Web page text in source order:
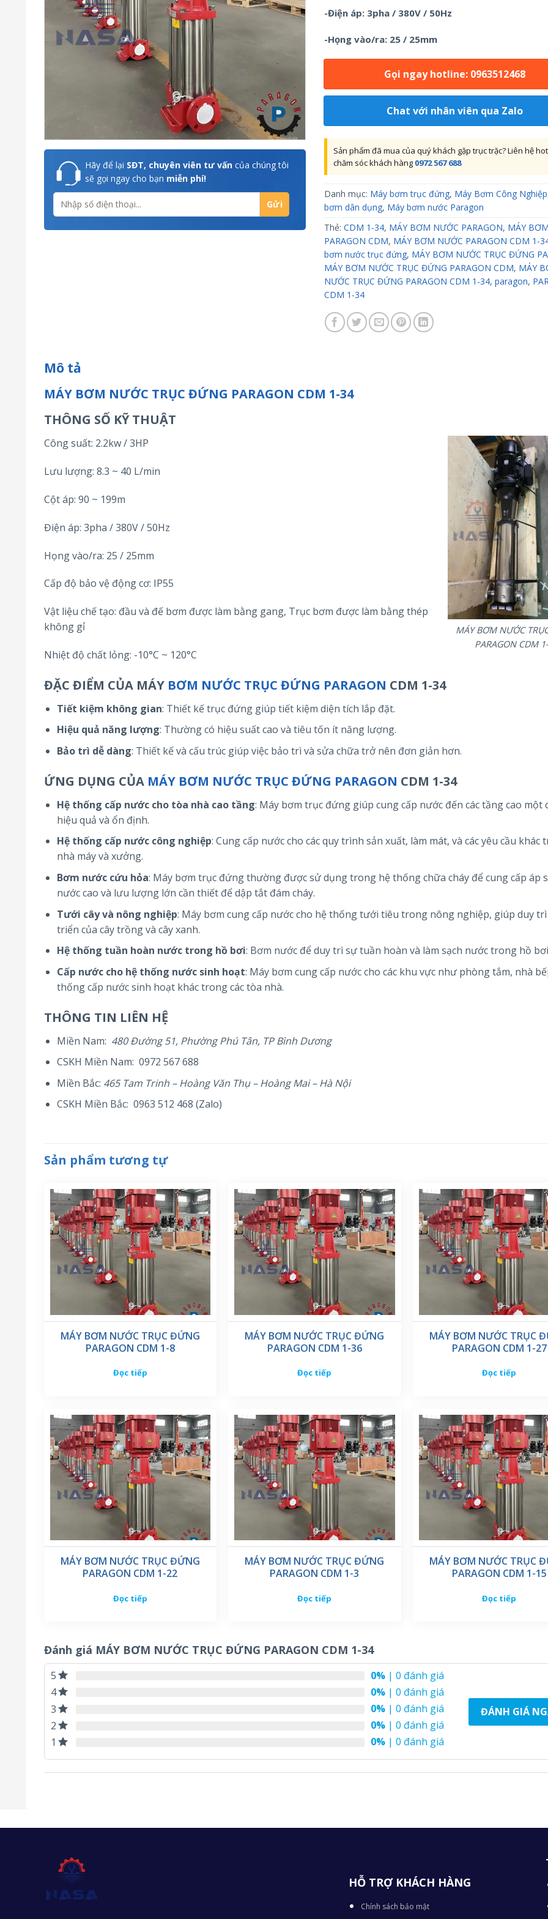
Hãy để lại SĐT, chuyên viên tư vấn của chúng tôi
sẽ gọi ngay cho bạn miễn phí!
-Điện áp: 3pha / 380V / 50Hz
-Họng vào/ra: 25 / 25mm
Gọi ngay hotline: 0963512468
Chat với nhân viên qua Zalo
Sản phẩm đã mua của quý khách gặp trục trặc? Liên hệ
chăm sóc khách hàng 0972 567 688
Danh mục: Máy bơm trục đứng, Máy Bơm Công Nghiệp
bơm dân dụng, Máy bơm nước Paragon
Thẻ: CDM 1-34, MÁY BƠM NƯỚC PARAGON, MÁY
PARAGON CDM, MÁY BƠM NƯỚC PARAGON CDM 1-
bơm nước trục đứng, MÁY BƠM NƯỚC TRỤC ĐỨNG
MÁY BƠM NƯỚC TRỤC ĐỨNG PARAGON CDM, MÁY
NƯỚC TRỤC ĐỨNG PARAGON CDM 1-34, paragon,
CDM 1-34
Mô tả
MÁY BƠM NƯỚC TRỤC ĐỨNG PARAGON CDM 1-34
THÔNG SỐ KỸ THUẬT
MÁY BƠM NƯỚC
PARAGON CDM
Công suất: 2.2kw / 3HP
Lưu lượng: 8.3 ~ 40 L/min
Cột áp: 90 ~ 199m
Điện áp: 3pha / 380V / 50Hz
Họng vào/ra: 25 / 25mm
Cấp độ bảo vệ động cơ: IP55
Vật liệu chế tạo: đầu và đế bơm được làm bằng gang, Trục bơm được làm bằng thép
không gỉ
Nhiệt độ chất lỏng: -10°C ~ 120°C
ĐẶC ĐIỂM CỦA MÁY BƠM NƯỚC TRỤC ĐỨNG PARAGON CDM 1-34
Tiết kiệm không gian: Thiết kế trục đứng giúp tiết kiệm diện tích lắp đặt.
Hiệu quả năng lượng: Thường có hiệu suất cao và tiêu tốn ít năng lượng.
Bảo trì dễ dàng: Thiết kế và cấu trúc giúp việc bảo trì và sửa chữa trở nên đơn giản hơn.
ỨNG DỤNG CỦA MÁY BƠM NƯỚC TRỤC ĐỨNG PARAGON CDM 1-34
Hệ thống cấp nước cho tòa nhà cao tầng: Máy bơm trục đứng giúp cung cấp nước đến các tầng cao một
hiệu quả và ổn định.
Hệ thống cấp nước công nghiệp: Cung cấp nước cho các quy trình sản xuất, làm mát, và các yêu cầu khác
nhà máy và xưởng.
Bơm nước cứu hỏa: Máy bơm trục đứng thường được sử dụng trong hệ thống chữa cháy để cung cấp áp
nước cao và lưu lượng lớn cần thiết để dập tắt đám cháy.
Tưới cây và nông nghiệp: Máy bơm cung cấp nước cho hệ thống tưới tiêu trong nông nghiệp, giúp duy
triển của cây trồng và cây xanh.
Hệ thống tuần hoàn nước trong hồ bơi: Bơm nước để duy trì sự tuần hoàn và làm sạch nước trong hồ
Cấp nước cho hệ thống nước sinh hoạt: Máy bơm cung cấp nước cho các khu vực như phòng tắm, nhà
thống cấp nước sinh hoạt khác trong các tòa nhà.
THÔNG TIN LIÊN HỆ
Miền Nam: 480 Đường 51, Phường Phú Tân, TP Bình Dương
CSKH Miền Nam: 0972 567 688
Miền Bắc: 465 Tam Trinh – Hoàng Văn Thụ – Hoàng Mai – Hà Nội
CSKH Miền Bắc: 0963 512 468 (Zalo)
Sản phẩm tương tự
MÁY BƠM NƯỚC TRỤC ĐỨNG
PARAGON CDM 1-8
Đọc tiếp
MÁY BƠM NƯỚC TRỤC ĐỨNG
PARAGON CDM 1-36
Đọc tiếp
MÁY BƠM NƯỚC TRỤC
PARAGON CDM 1-27
Đọc tiếp
MÁY BƠM NƯỚC TRỤC ĐỨNG
PARAGON CDM 1-22
Đọc tiếp
MÁY BƠM NƯỚC TRỤC ĐỨNG
PARAGON CDM 1-3
Đọc tiếp
MÁY BƠM NƯỚC TRỤC
PARAGON CDM 1-15
Đọc tiếp
Đánh giá MÁY BƠM NƯỚC TRỤC ĐỨNG PARAGON CDM 1-34
5 0% | 0 đánh giá
4
0% | 0 đánh giá
3
0% | 0 đánh giá
2
0% | 0 đánh giá
1
0% | 0 đánh giá
ĐÁNH GIÁ
HỖ TRỢ KHÁCH HÀNG
Chính sách bảo mật